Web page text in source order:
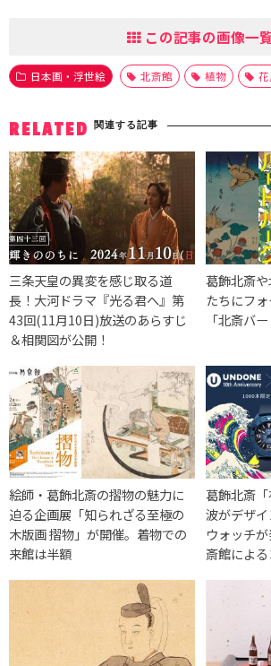
この記事の画像一
日本画・浮世絵 北斎館 植物
RELATED 関連する記事
三条天皇の異変を感じ取る道
長！大河ドラマ『光る君へ』第
43回(11月10日)放送のあらすじ
＆相関図が公開！
葛飾北斎
たちにフ
「北斎バ
絵師・葛飾北斎の摺物の魅力に
迫る企画展「知られざる至極の
木版画 摺物」が開催。着物での
来館は半額
葛飾北斎
波がデザ
ウォッチ
斎館によ